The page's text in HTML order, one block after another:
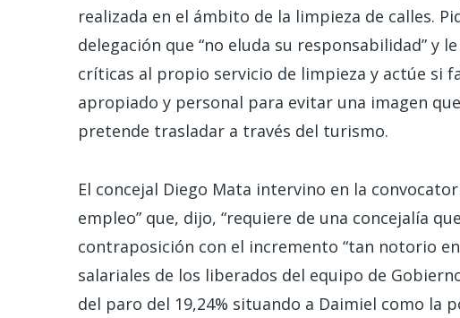
realizada en el ámbito de la limpieza de calles.
delegación que “no eluda su responsabilidad” y
críticas al propio servicio de limpieza y actúe si
apropiado y personal para evitar una imagen
pretende trasladar a través del turismo.
El concejal Diego Mata intervino en la
empleo” que, dijo, “requiere de una concejalía
contraposición con el incremento “tan notorio
salariales de los liberados del equipo de
del paro del 19,24% situando a Daimiel como la